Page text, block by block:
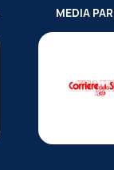
MEDIA